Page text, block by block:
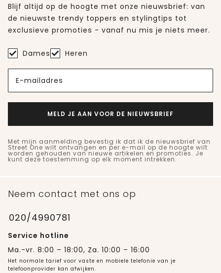
Blijf altijd op de hoogte met onze nieuwsbrief: van
de nieuwste trendy toppers en stylingtips tot
exclusieve promoties - vanaf nu mis je niets meer.
Dames Heren
E-mailadres
MELD JE AAN VOOR DE NIEUWSBRIEF
Met mijn aanmelding bevestig ik dat ik de nieuwsbrief van
Street One wilt ontvangen en per e-mail op de hoogte wilt
worden gehouden van nieuwe artikelen en promoties. Je
kunt deze toestemming op elk moment intrekken.
Neem contact met ons op
020/4990781
Service hotline
Ma.-vr. 8:00 – 18:00, Za. 10:00 – 16:00
Het normale tarief voor vaste en mobiele telefonie van je
telefoonprovider kan afwijken.